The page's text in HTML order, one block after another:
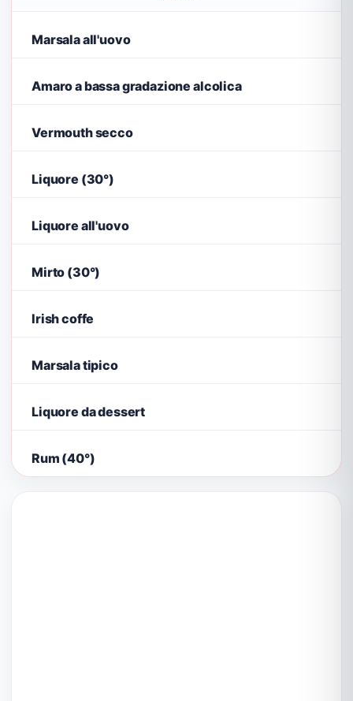
Marsala all'uovo
Amaro a bassa gradazione alcolica
Vermouth secco
Liquore (30°)
Liquore all'uovo
Mirto (30°)
Irish coffe
Marsala tipico
Liquore da dessert
Rum (40°)